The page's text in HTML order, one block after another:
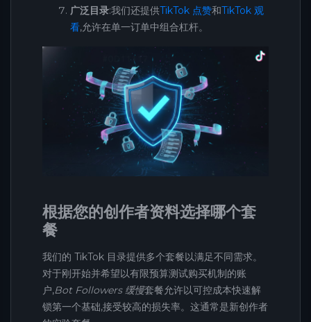
广泛目录:我们还提供TikTok 点赞和TikTok 观
看,允许在单一订单中组合杠杆。
根据您的创作者资料选择哪个套
餐
我们的 TikTok 目录提供多个套餐以满足不同需求。
对于刚开始并希望以有限预算测试购买机制的账
户,Bot Followers 缓慢套餐允许以可控成本快速解
锁第一个基础,接受较高的损失率。这通常是新创作者